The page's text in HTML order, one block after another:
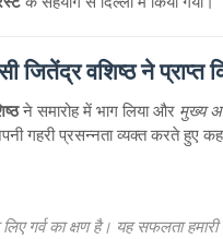
वशिष्ठ ने प्राप्त
ने समारोह में भाग लिया और मुख्य
गहरी प्रसन्नता व्यक्त करते हुए
गर्व का क्षण है। यह सफलता